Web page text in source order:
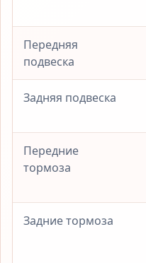
Передняя
подвеска
Задняя подвеска
Передние
тормоза
Задние тормоза